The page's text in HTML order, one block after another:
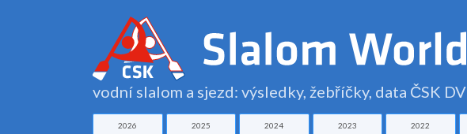
vodní slalom a sjezd: výsledky, žebříčky, data ČSK DV
2026 2025 2024 2023 2022